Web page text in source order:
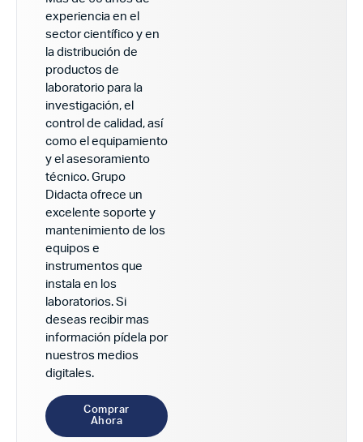
experiencia en el
sector científico y en
la distribución de
productos de
laboratorio para la
investigación, el
control de calidad, así
como el equipamiento
y el asesoramiento
técnico. Grupo
Didacta ofrece un
excelente soporte y
mantenimiento de los
equipos e
instrumentos que
instala en los
laboratorios. Si
deseas recibir mas
información pídela por
nuestros medios
digitales.
Comprar
Ahora